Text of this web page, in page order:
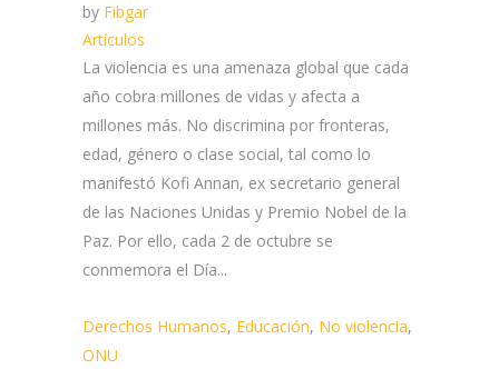
by Fibgar
Artículos
La violencia es una amenaza global que cada
año cobra millones de vidas y afecta a
millones más. No discrimina por fronteras,
edad, género o clase social, tal como lo
manifestó Kofi Annan, ex secretario general
de las Naciones Unidas y Premio Nobel de la
Paz. Por ello, cada 2 de octubre se
conmemora el Día...
Derechos Humanos, Educación, No violencia,
ONU